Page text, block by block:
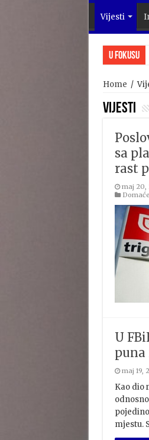
Vijesti
U Fokusu
Home /
Vijesti
sa
rast
maj 20,
U
puna
maj 19,
Kao dio
mjestu.